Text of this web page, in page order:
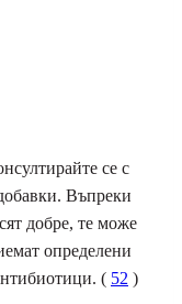
се с
. Въпреки
добре, те може
определени
( 52 )